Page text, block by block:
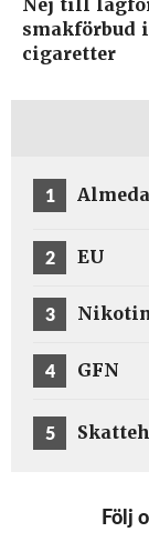
Nej till
smakförbud
cigaretter
1
2 EU
3
4 GFN
5
Följ